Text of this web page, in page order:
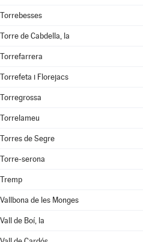
Torrebesses
Torre de Cabdella, la
Torrefarrera
Torrefeta i Florejacs
Torregrossa
Torrelameu
Torres de Segre
Torre-serona
Tremp
Vallbona de les Monges
Vall de Boí, la